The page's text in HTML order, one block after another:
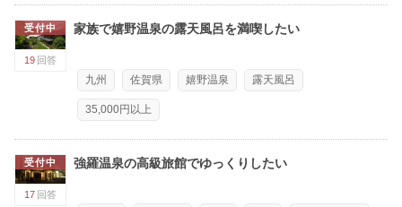
受付中
19 回答
家族で嬉野温泉の露天風呂を満喫したい
九州 佐賀県 嬉野温泉 露天風呂
35,000円以上
受付中
17 回答
強羅温泉の高級旅館でゆっくりしたい